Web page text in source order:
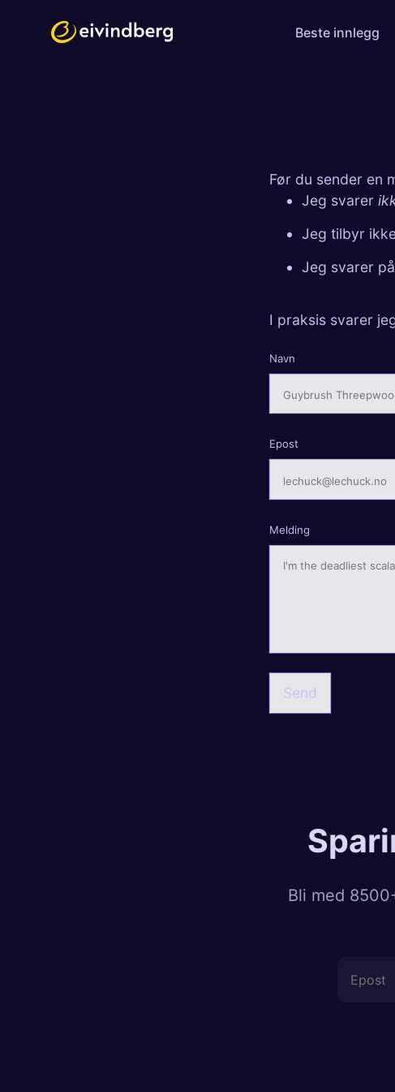
Beste innlegg
Før du sender en
Jeg svarer
Jeg tilbyr
Jeg svarer
I praksis svarer
Navn
Epost
Melding
Bli med